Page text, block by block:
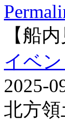
【船
イベ
2025-
北方